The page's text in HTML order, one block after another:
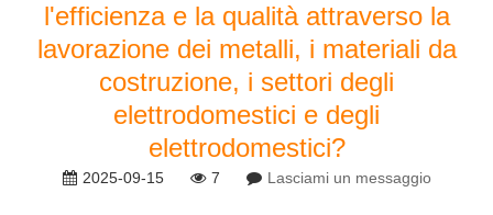
l'efficienza e la qualità attraverso la
lavorazione dei metalli, i materiali da
costruzione, i settori degli
elettrodomestici e degli
elettrodomestici?
2025-09-15 7 Lasciami un messaggio